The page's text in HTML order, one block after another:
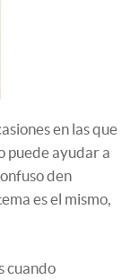
en las que
puede ayudar a
den
es el mismo,
cuando